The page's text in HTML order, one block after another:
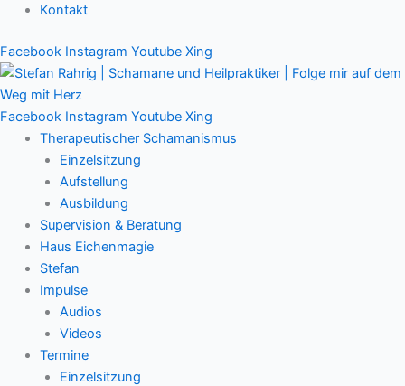
Kontakt
Facebook Instagram Youtube Xing
Facebook Instagram Youtube Xing
Therapeutischer Schamanismus
Einzelsitzung
Aufstellung
Ausbildung
Supervision & Beratung
Haus Eichenmagie
Stefan
Impulse
Audios
Videos
Termine
Einzelsitzung